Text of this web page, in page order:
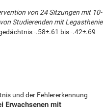
von 24 Sitzungen mit 10-
Studierenden mit Legasthenie
-.58±.61 bis -.42±.69
und der Fehlererkennung
Erwachsenen mit